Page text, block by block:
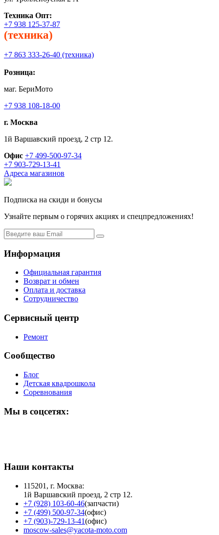
Техника Опт:
+7 938 125-37-87
(техника)
+7 863 333-26-40 (техника)
Розница:
маг. БериМото
+7 938 108-18-00
г. Москва
1й Варшавский проезд, 2 стр 12.
Офис +7 499-500-97-34
+7 903-729-13-41
Адреса магазинов
Подписка на скиди и бонусы
Узнайте первым о горячих акциях и спецпредложениях!
Информация
Официальная гарантия
Возврат и обмен
Оплата и доставка
Сотрудничество
Сервисный центр
Ремонт
Сообщество
Блог
Детская квадрошкола
Соревнования
Мы в соцсетях:
Наши контакты
115201, г. Москва:
1й Варшавский проезд, 2 стр 12.
+7 (928) 103-60-46(запчасти)
+7 (499) 500-97-34(офис)
+7 (903)-729-13-41(офис)
moscow-sales@yacota-moto.com